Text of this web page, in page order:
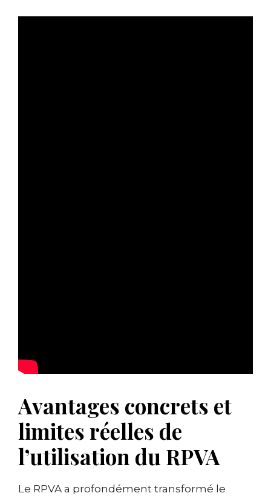
Avantages concrets et
limites réelles de
l’utilisation du RPVA
Le RPVA a profondément transformé le